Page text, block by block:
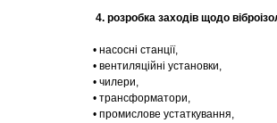
4. розробка заходів щодо
• насоcні станції,
• вентиляційні установки,
• чилери,
• трансформатори,
• промислове устаткування,